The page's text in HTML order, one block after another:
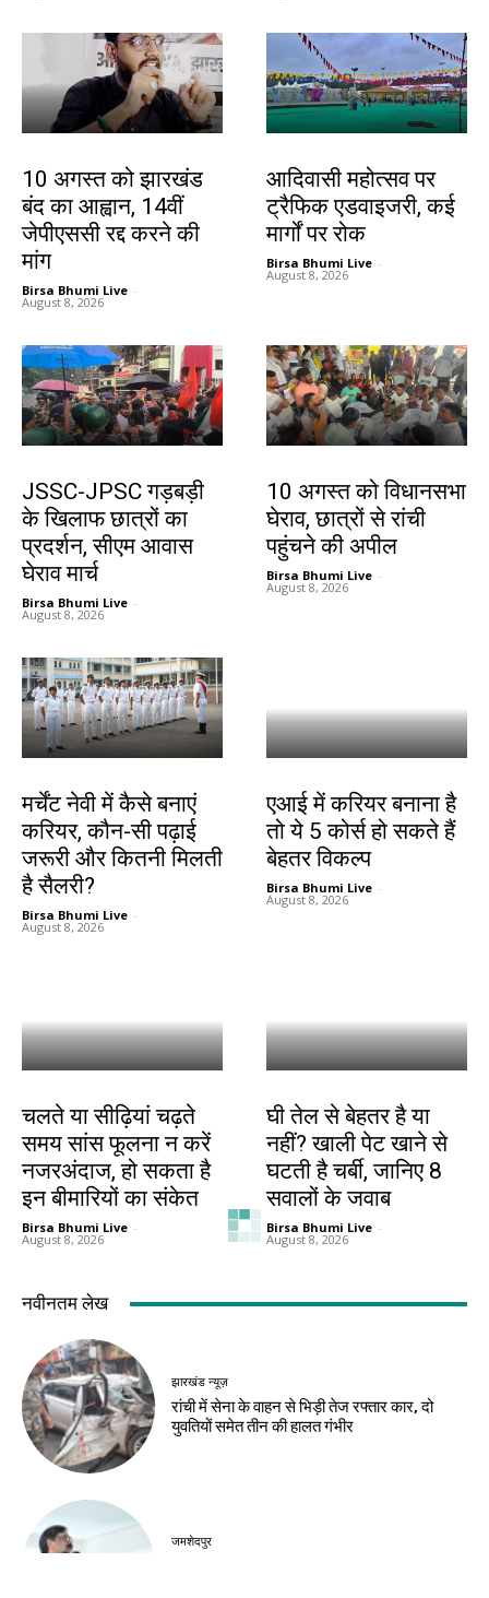
10 अगस्त को झारखंड
बंद का आह्वान, 14वीं
जेपीएससी रद्द करने की
मांग
Birsa Bhumi Live -
August 8, 2026
आदिवासी महोत्सव पर
ट्रैफिक एडवाइजरी, कई
मार्गों पर रोक
Birsa Bhumi Live -
August 8, 2026
JSSC-JPSC गड़बड़ी
के खिलाफ छात्रों का
प्रदर्शन, सीएम आवास
घेराव मार्च
Birsa Bhumi Live -
August 8, 2026
10 अगस्त को विधानसभा
घेराव, छात्रों से रांची
पहुंचने की अपील
Birsa Bhumi Live -
August 8, 2026
मर्चेंट नेवी में कैसे बनाएं
करियर, कौन-सी पढ़ाई
जरूरी और कितनी मिलती
है सैलरी?
Birsa Bhumi Live -
August 8, 2026
एआई में करियर बनाना है
तो ये 5 कोर्स हो सकते हैं
बेहतर विकल्प
Birsa Bhumi Live -
August 8, 2026
चलते या सीढ़ियां चढ़ते
समय सांस फूलना न करें
नजरअंदाज, हो सकता है
इन बीमारियों का संकेत
Birsa Bhumi Live -
August 8, 2026
घी तेल से बेहतर है या
नहीं? खाली पेट खाने से
घटती है चर्बी, जानिए 8
सवालों के जवाब
Birsa Bhumi Live -
August 8, 2026
नवीनतम लेख
झारखंड न्यूज़
रांची में सेना के वाहन से भिड़ी तेज रफ्तार कार, दो
युवतियों समेत तीन की हालत गंभीर
जमशेदपुर